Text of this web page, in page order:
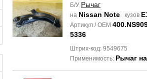
Б/У Рычаг
на Nissan Note кузов
Артикул / OEM
5336
Штрих-код: 9549675
Применимость: Рычаг